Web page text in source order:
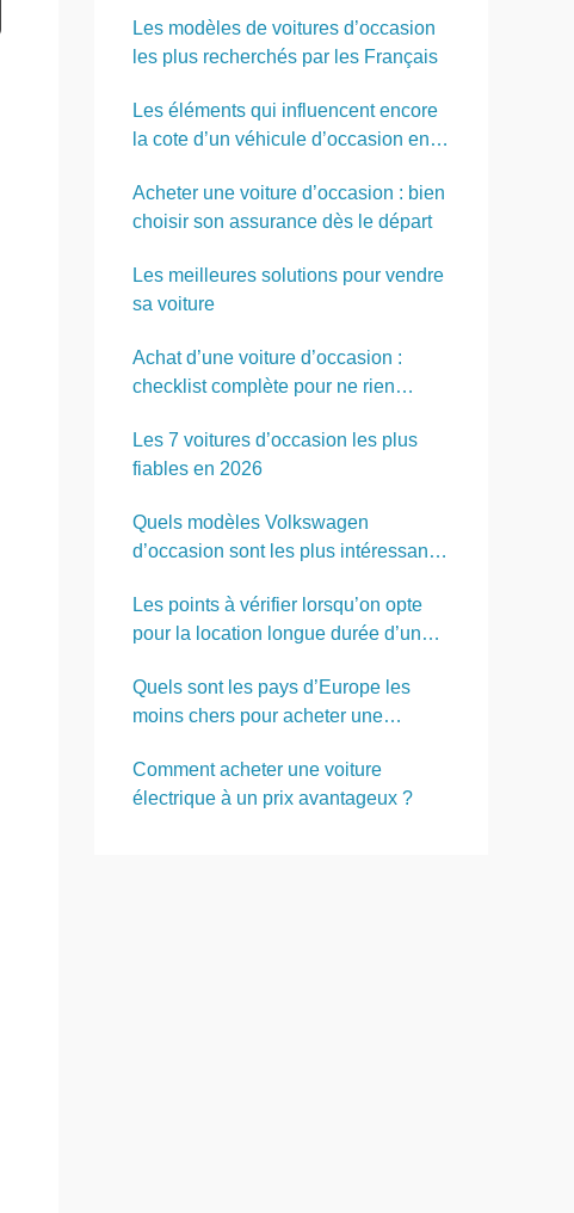
Les modèles de voitures d’occasion
les plus recherchés par les Français
Les éléments qui influencent encore
la cote d’un véhicule d’occasion en
Acheter une voiture d’occasion : bien
choisir son assurance dès le départ
Les meilleures solutions pour vendre
sa voiture
Achat d’une voiture d’occasion :
checklist complète pour ne rien
Les 7 voitures d’occasion les plus
fiables en 2026
Quels modèles Volkswagen
d’occasion sont les plus intéressants
Les points à vérifier lorsqu’on opte
pour la location longue durée d’un
Quels sont les pays d’Europe les
moins chers pour acheter une
Comment acheter une voiture
électrique à un prix avantageux ?